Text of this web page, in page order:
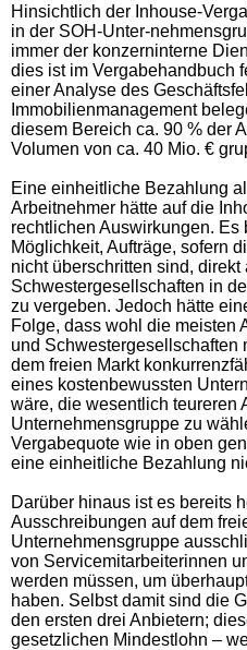
Hinsichtlich der Inhouse-
in der SOH-Unter-
immer der konzerninterne
dies ist im Vergabehandbuch
einer Analyse des
Immobilienmanagement
diesem Bereich ca. 90 % der
Volumen von ca. 40 Mio. €
Eine einheitliche Bezahlung
Arbeitnehmer hätte auf die
rechtlichen Auswirkungen.
Möglichkeit, Aufträge, sofern
nicht überschritten sind, direkt
Schwestergesellschaften in
zu vergeben. Jedoch hätte
Folge, dass wohl die meisten
und Schwestergesellschaften
dem freien Markt
eines kostenbewussten
wäre, die wesentlich teureren
Unternehmensgruppe zu
Vergabequote wie in oben
eine einheitliche Bezahlung
Darüber hinaus ist es bereits
Ausschreibungen auf dem
Unternehmensgruppe
von Servicemitarbeiterinnen
werden müssen, um
haben. Selbst damit sind die
den ersten drei Anbietern;
gesetzlichen Mindestlohn –